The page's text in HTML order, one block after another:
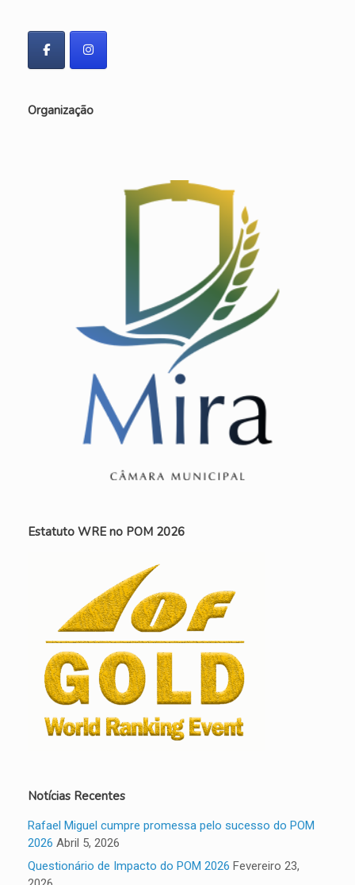
Organização
Estatuto WRE no POM 2026
Notícias Recentes
Rafael Miguel cumpre promessa pelo sucesso do POM
2026 Abril 5, 2026
Questionário de Impacto do POM 2026 Fevereiro 23,